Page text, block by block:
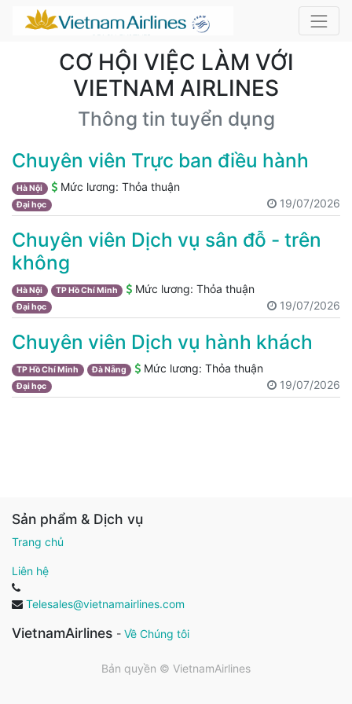
CƠ HỘI VIỆC LÀM VỚI
VIETNAM AIRLINES
Thông tin tuyển dụng
Chuyên viên Trực ban điều hành
Hà Nội Mức lương: Thỏa thuận
Đại học 19/07/2026
Chuyên viên Dịch vụ sân đỗ - trên
không
Hà Nội TP Hồ Chí Minh Mức lương:Thỏa thuận
Đại học 19/07/2026
Chuyên viên Dịch vụ hành khách
TP Hồ Chí Minh Đà Nẵng Mức lương:Thỏa thuận
Đại học 19/07/2026
Sản phẩm & Dịch vụ
Trang chủ
Liên hệ
Telesales@vietnamairlines.com
VietnamAirlines - Về Chúng tôi
Bản quyền © VietnamAirlines